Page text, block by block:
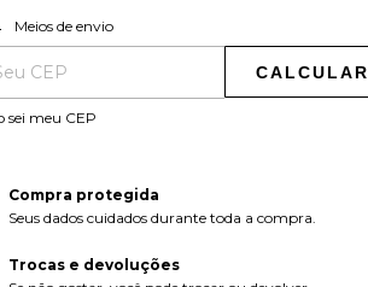
para o CEP:
Meios de envio
CALCULAR
sei meu CEP
Compra protegida
Seus dados cuidados durante toda a compra.
Trocas e devoluções